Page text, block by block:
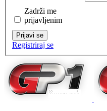
Zadrži me
prijavljenim
Prijavi se
Registriraj se